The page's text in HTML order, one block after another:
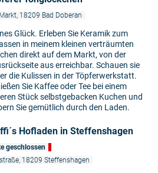
18209 Bad Doberan
Glück. Erleben Sie Keramik zum
in meinem kleinen verträumten
direkt auf dem Markt, von der
aus erreichbar. Schauen sie
die Kulissen in der Töpferwerkstatt.
Sie Kaffee oder Tee bei einem
Stück selbstgebacken Kuchen und
Sie gemütlich durch den Laden.
Hofladen in Steffenshagen
geschlossen
18209 Steffenshagen